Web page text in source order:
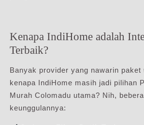
Kenapa IndiHome adalah
Terbaik?
Banyak provider yang nawarin paket
kenapa IndiHome masih jadi pilihan
Murah Colomadu utama? Nih,
keunggulannya: